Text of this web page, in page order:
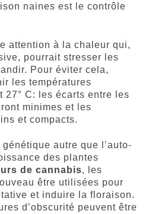
naines est le contrôle
attention à la chaleur qui,
pourrait stresser les
Pour éviter cela,
les températures
27° C: les écarts entre les
minimes et les
et compacts.
génétique autre que l’auto-
des plantes
de cannabis, les
être utilisées pour
et induire la floraison.
d’obscurité peuvent être